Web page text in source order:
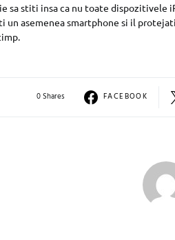
sa stiti insa ca nu toate dispozitivele
un asemenea smartphone si il
0 Shares FACEBOOK